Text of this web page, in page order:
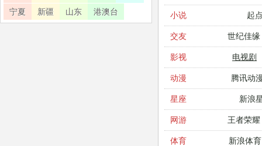
小说 起
交友 世纪佳缘
影视 电视剧
动漫 腾讯动
星座 新浪
网游 王者荣耀
体育 新浪体育
宁夏
新疆 山东 港澳台